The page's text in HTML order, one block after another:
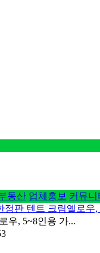
동산 업체홍보 커뮤니
정판 텐트 크림옐로우,
우, 5~8인용 가...